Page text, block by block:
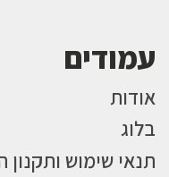
עמודים
אודות
בלוג
תנאי שימוש